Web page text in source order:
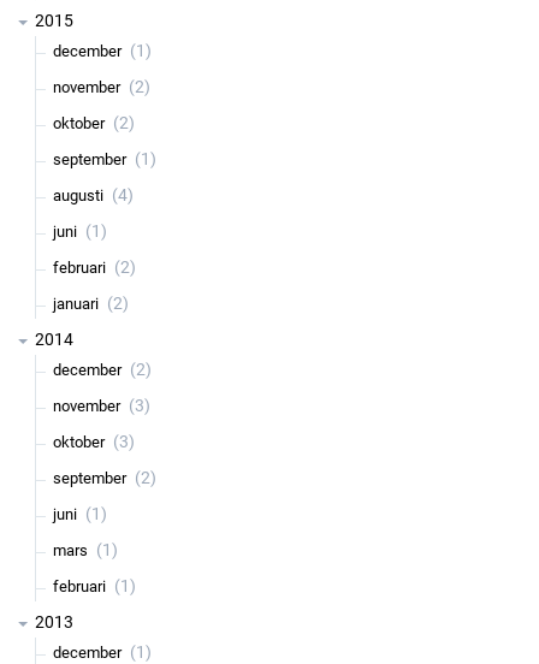
2015
december (1)
november (2)
oktober (2)
september (1)
augusti (4)
juni (1)
februari (2)
januari (2)
2014
december (2)
november (3)
oktober (3)
september (2)
juni (1)
mars (1)
februari (1)
2013
december (1)